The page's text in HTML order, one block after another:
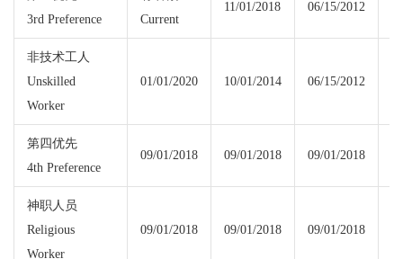
3rd Preference
Current
11/01/2018 06/15/2012
非技术工人
Unskilled
Worker
01/01/2020 10/01/2014 06/15/2012
第四优先
4th Preference
09/01/2018 09/01/2018 09/01/2018
神职人员
Religious
Worker
09/01/2018 09/01/2018 09/01/2018